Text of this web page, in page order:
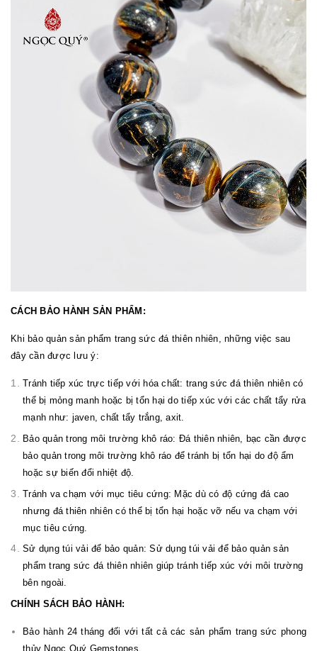
CÁCH BẢO HÀNH SẢN PHẨM:
Khi bảo quản sản phẩm trang sức đá thiên nhiên, những việc sau
đây cần được lưu ý:
Tránh tiếp xúc trực tiếp với hóa chất: trang sức đá thiên nhiên có
thể bị mỏng manh hoặc bị tổn hại do tiếp xúc với các chất tẩy rửa
mạnh như: javen, chất tẩy trắng, axit.
Bảo quản trong môi trường khô ráo: Đá thiên nhiên, bạc cần được
bảo quản trong môi trường khô ráo để tránh bị tổn hại do độ ẩm
hoặc sự biến đổi nhiệt độ.
Tránh va chạm với mục tiêu cứng: Mặc dù có độ cứng đá cao
nhưng đá thiên nhiên có thể bị tổn hại hoặc vỡ nếu va chạm với
mục tiêu cứng.
Sử dụng túi vải để bảo quản: Sử dụng túi vải để bảo quản sản
phẩm trang sức đá thiên nhiên giúp tránh tiếp xúc với môi trường
bên ngoài.
CHÍNH SÁCH BẢO HÀNH:
Bảo hành 24 tháng đối với tất cả các sản phẩm trang sức phong
thủy Ngọc Quý Gemstones.